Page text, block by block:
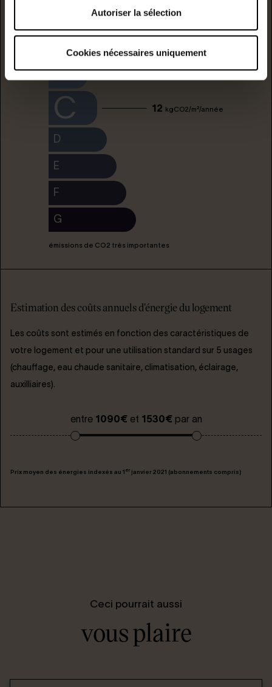
Autoriser la sélection
Cookies nécessaires uniquement
C 12 kgCO2/m²/année
D
E
F
G
émissions de CO2 très importantes
Estimation des coûts annuels d'énergie du logement
Les coûts sont estimés en fonction des caractéristiques de
votre logement et pour une utilisation standard sur 5 usages
(chauffage, eau chaude sanitaire, climatisation, éclairage,
auxilliaires).
entre 1090€et 1530€par an
Prix moyen des énergies indexés au 1 er janvier 2021 (abonnements compris)
Ceci pourrait aussi
vous plaire